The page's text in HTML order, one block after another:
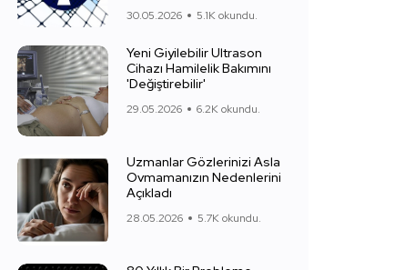
30.05.2026 5.1K okundu.
Yeni Giyilebilir Ultrason
Cihazı Hamilelik Bakımını
'Değiştirebilir'
29.05.2026 6.2K okundu.
Uzmanlar Gözlerinizi Asla
Ovmamanızın Nedenlerini
Açıkladı
28.05.2026 5.7K okundu.